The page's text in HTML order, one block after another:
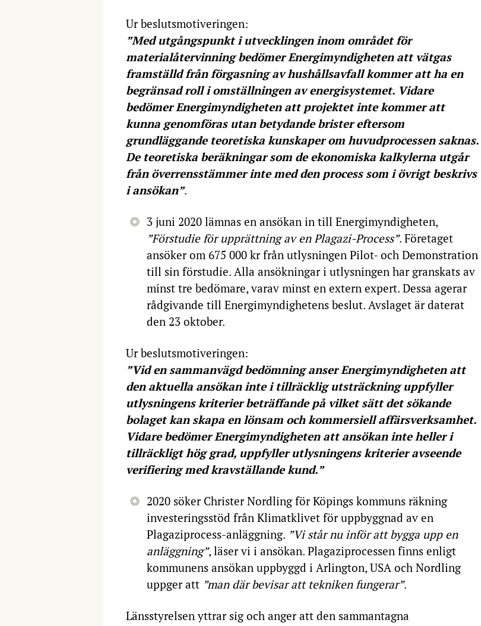
Ur beslutsmotiveringen:
”Med utgångspunkt i utvecklingen inom området för
materialåtervinning bedömer Energimyndigheten att vätgas
framställd från förgasning av hushållsavfall kommer att ha en
begränsad roll i omställningen av energisystemet. Vidare
bedömer Energimyndigheten att projektet inte kommer att
kunna genomföras utan betydande brister eftersom
grundläggande teoretiska kunskaper om huvudprocessen saknas.
De teoretiska beräkningar som de ekonomiska kalkylerna utgår
från överrensstämmer inte med den process som i övrigt beskrivs
i ansökan”.
3 juni 2020 lämnas en ansökan in till Energimyndigheten,
”Förstudie för upprättning av en Plagazi-Process”. Företaget
ansöker om 675 000 kr från utlysningen Pilot- och Demonstration
till sin förstudie. Alla ansökningar i utlysningen har granskats av
minst tre bedömare, varav minst en extern expert. Dessa agerar
rådgivande till Energimyndighetens beslut. Avslaget är daterat
den 23 oktober.
Ur beslutsmotiveringen:
”Vid en sammanvägd bedömning anser Energimyndigheten att
den aktuella ansökan inte i tillräcklig utsträckning uppfyller
utlysningens kriterier beträffande på vilket sätt det sökande
bolaget kan skapa en lönsam och kommersiell affärsverksamhet.
Vidare bedömer Energimyndigheten att ansökan inte heller i
tillräckligt hög grad, uppfyller utlysningens kriterier avseende
verifiering med kravställande kund.”
2020 söker Christer Nordling för Köpings kommuns räkning
investeringsstöd från Klimatklivet för uppbyggnad av en
Plagaziprocess-anläggning. ”Vi står nu inför att bygga upp en
anläggning”, läser vi i ansökan. Plagaziprocessen finns enligt
kommunens ansökan uppbyggd i Arlington, USA och Nordling
uppger att ”man där bevisar att tekniken fungerar”.
Länsstyrelsen yttrar sig och anger att den sammantagna